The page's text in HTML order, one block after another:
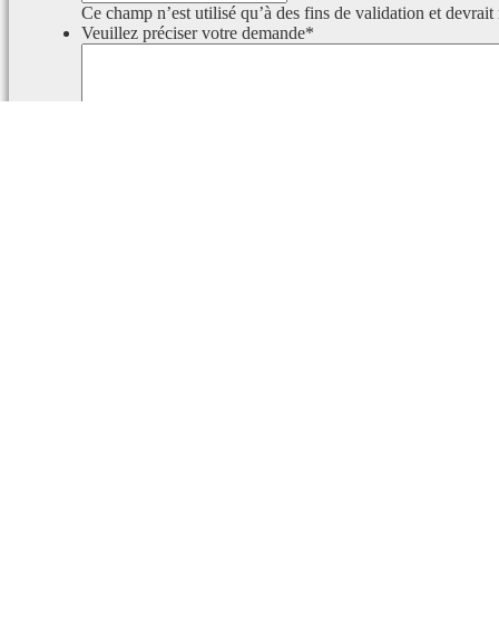
Ce champ n’est utilisé qu’à des fins de validation et devrait
Veuillez préciser votre demande*